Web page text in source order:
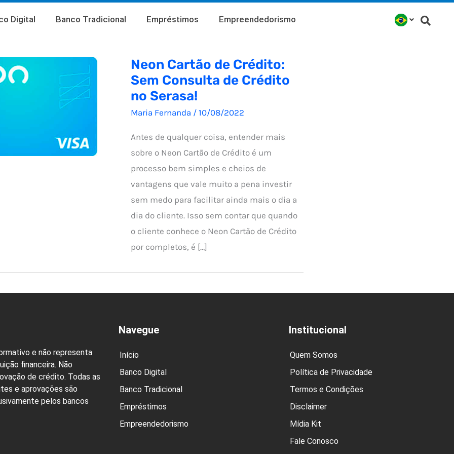
Digital Banco Tradicional Empréstimos Empreendedorismo
Neon Cartão de Crédito:
Sem Consulta de Crédito
no Serasa!
Maria Fernanda / 10/08/2022
Antes de qualquer coisa, entender mais
sobre o Neon Cartão de Crédito é um
processo bem simples e cheios de
vantagens que vale muito a pena investir
sem medo para facilitar ainda mais o dia a
dia do cliente. Isso sem contar que quando
o cliente conhece o Neon Cartão de Crédito
por completos, é […]
e não representa
financeira. Não
de crédito. Todas as
e aprovações são
pelos bancos
Navegue
Início
Banco Digital
Banco Tradicional
Empréstimos
Empreendedorismo
Institucional
Quem Somos
Política de Privacidade
Termos e Condições
Disclaimer
Mídia Kit
Fale Conosco